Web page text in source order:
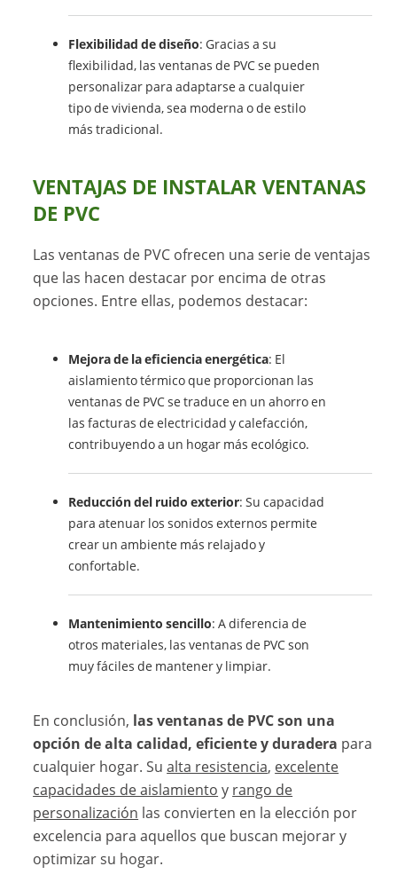
Flexibilidad de diseño: Gracias a su
flexibilidad, las ventanas de PVC se pueden
personalizar para adaptarse a cualquier
tipo de vivienda, sea moderna o de estilo
más tradicional.
VENTAJAS DE INSTALAR VENTANAS
DE PVC
Las ventanas de PVC ofrecen una serie de ventajas
que las hacen destacar por encima de otras
opciones. Entre ellas, podemos destacar:
Mejora de la eficiencia energética: El
aislamiento térmico que proporcionan las
ventanas de PVC se traduce en un ahorro en
las facturas de electricidad y calefacción,
contribuyendo a un hogar más ecológico.
Reducción del ruido exterior: Su capacidad
para atenuar los sonidos externos permite
crear un ambiente más relajado y
confortable.
Mantenimiento sencillo: A diferencia de
otros materiales, las ventanas de PVC son
muy fáciles de mantener y limpiar.
En conclusión, las ventanas de PVC son una
opción de alta calidad, eficiente y duradera para
cualquier hogar. Sualta resistencia, excelente
capacidades de aislamiento y rango de
personalización las convierten en la elección por
excelencia para aquellos que buscan mejorar y
optimizar su hogar.